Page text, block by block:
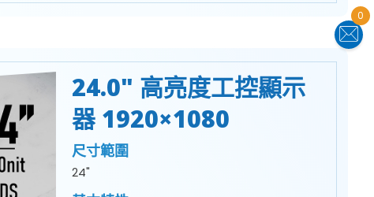
24.0" 高亮度工控顯示
器 1920×1080
尺寸範圍
24"
0